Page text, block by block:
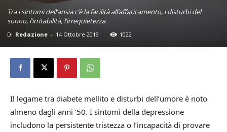
Tra i sintomi dell’ansia c’è la facilità all’affaticamento, i disturbi del
sonno, l’irritabilità, l’irrequietezza
Di Redazione - 14 Ottobre 2019 1022
Il legame tra diabete mellito e disturbi dell’umore è noto
almeno dagli anni ’50. I sintomi della depressione
includono la persistente tristezza o l’incapacità di provare